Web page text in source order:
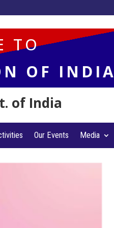
TO
OF INDIA
of India
Our Events Media